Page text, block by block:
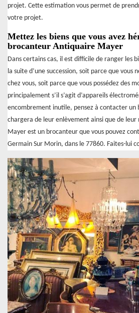
projet. Cette estimation vous permet de
votre projet.
Mettez les biens que vous avez
brocanteur Antiquaire Mayer
Dans certains cas, il est difficile de ranger les
la suite d’une succession, soit parce que vous
chez vous, soit parce que vous possédez des
principalement s’il s’agit d’appareils
encombrement inutile, pensez à contacter un
chargera de leur enlèvement ainsi que de
Mayer est un brocanteur que vous pouvez
Germain Sur Morin, dans le 77860. Faites-lui